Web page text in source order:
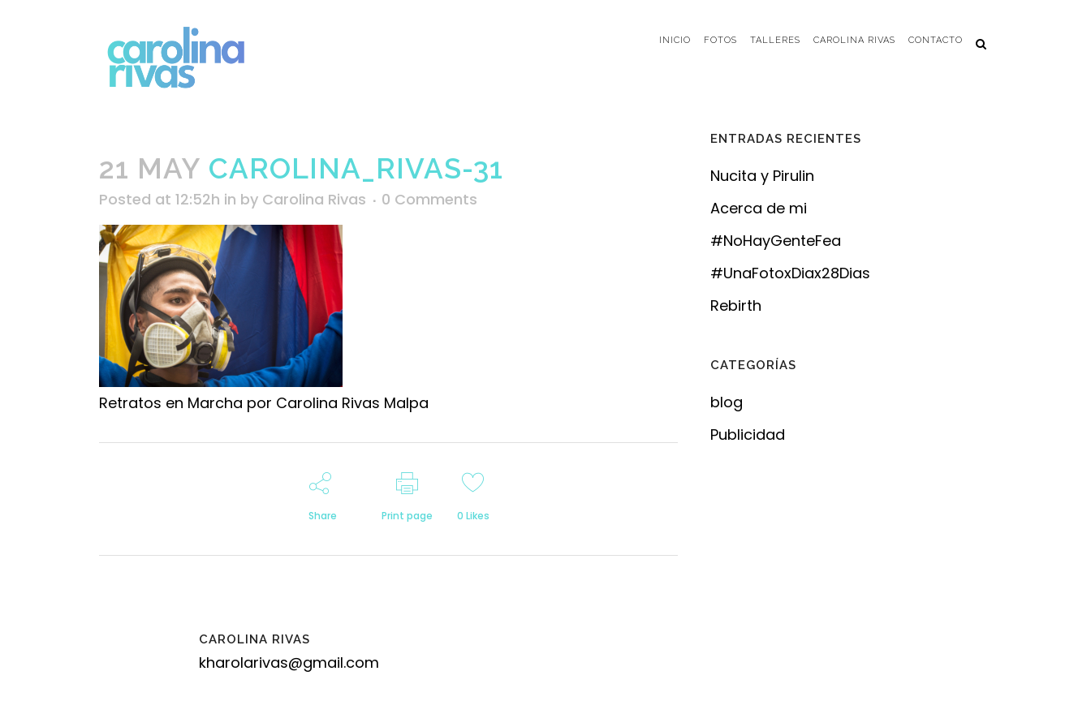
INICIO FOTOS TALLERES CAROLINA RIVAS CONTACTO
21 MAY CAROLINA_RIVAS-31
Posted at 12:52h in by Carolina Rivas 0 Comments
Retratos en Marcha por Carolina Rivas Malpa
Share Print page 0 Likes
CAROLINA RIVAS
kharolarivas@gmail.com
ENTRADAS RECIENTES
Nucita y Pirulin
Acerca de mi
#NoHayGenteFea
#UnaFotoxDiax28Dias
Rebirth
CATEGORÍAS
blog
Publicidad